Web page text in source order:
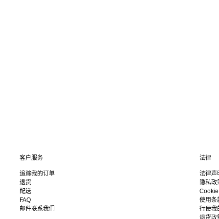
客户服务
追踪我的订单
退货
配送
FAQ
邮件联系我们
法律
法律声
隐私政
使用条
行使我
退货政